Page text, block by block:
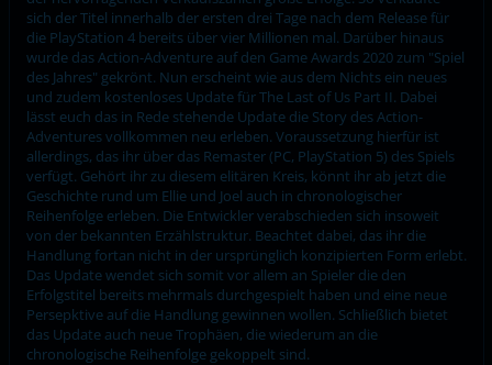
sich der Titel innerhalb der ersten drei Tage nach dem Release für
die PlayStation 4 bereits über vier Millionen mal. Darüber hinaus
wurde das Action-Adventure auf den Game Awards 2020 zum "Spiel
des Jahres" gekrönt. Nun erscheint wie aus dem Nichts ein neues
und zudem kostenloses Update für The Last of Us Part II. Dabei
lässt euch das in Rede stehende Update die Story des Action-
Adventures vollkommen neu erleben. Voraussetzung hierfür ist
allerdings, das ihr über das Remaster (PC, PlayStation 5) des Spiels
verfügt. Gehört ihr zu diesem elitären Kreis, könnt ihr ab jetzt die
Geschichte rund um Ellie und Joel auch in chronologischer
Reihenfolge erleben. Die Entwickler verabschieden sich insoweit
von der bekannten Erzählstruktur. Beachtet dabei, das ihr die
Handlung fortan nicht in der ursprünglich konzipierten Form erlebt.
Das Update wendet sich somit vor allem an Spieler die den
Erfolgstitel bereits mehrmals durchgespielt haben und eine neue
Persepktive auf die Handlung gewinnen wollen. Schließlich bietet
das Update auch neue Trophäen, die wiederum an die
chronologische Reihenfolge gekoppelt sind.